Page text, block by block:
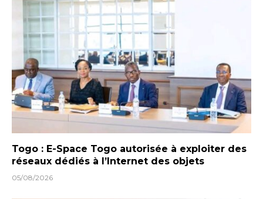
Togo : E-Space Togo autorisée à exploiter des
réseaux dédiés à l’Internet des objets
05/08/2026